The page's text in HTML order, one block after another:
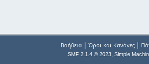
Βοήθεια| Όροι και Κανόνες|
SMF 2.1.4 © 2023, Simple